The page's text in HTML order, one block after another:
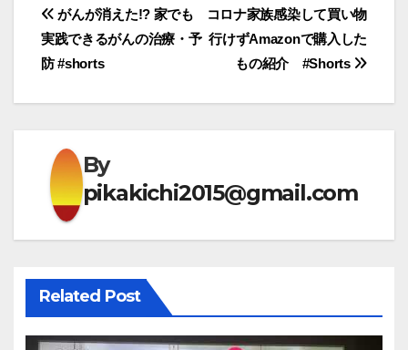
投
稿
ナ
ゲ
ー
シ
ョ
ン
コロナ家族感染して買い物
行けずAmazonで購入した
もの紹介 #Shorts
がんが消えた!? 家でも
実践できるがんの治療・予
防 #shorts
By
pikakichi2015@gmail.com
Related Post